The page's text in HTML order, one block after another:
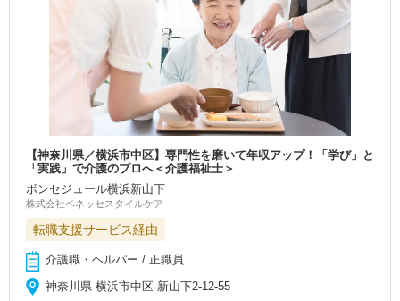
【神奈川県／横浜市中区】専門性を磨いて年収アップ！「学び」と
「実践」で介護のプロへ＜介護福祉士＞
ボンセジュール横浜新山下
株式会社ベネッセスタイルケア
転職支援サービス経由
介護職・ヘルパー / 正職員
神奈川県 横浜市中区 新山下2-12-55